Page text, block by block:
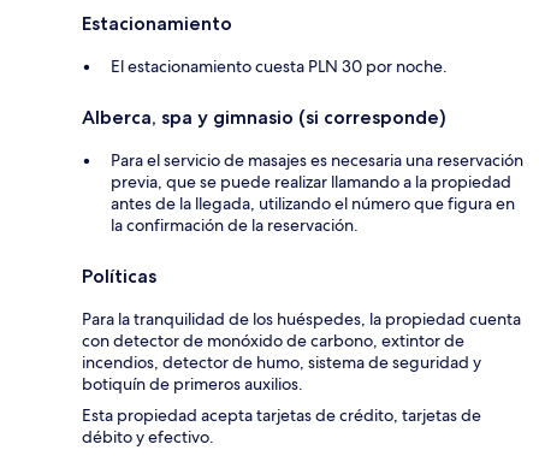
Estacionamiento
El estacionamiento cuesta PLN 30 por noche.
Alberca, spa y gimnasio (si corresponde)
Para el servicio de masajes es necesaria una reservación
previa, que se puede realizar llamando a la propiedad
antes de la llegada, utilizando el número que figura en
la confirmación de la reservación.
Políticas
Para la tranquilidad de los huéspedes, la propiedad cuenta
con detector de monóxido de carbono, extintor de
incendios, detector de humo, sistema de seguridad y
botiquín de primeros auxilios.
Esta propiedad acepta tarjetas de crédito, tarjetas de
débito y efectivo.